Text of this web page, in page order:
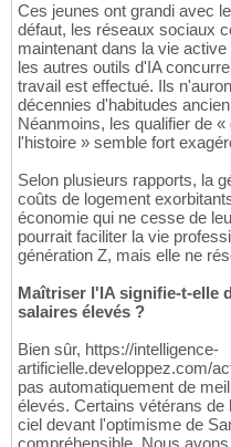
Ces jeunes ont grandi avec
défaut, les réseaux sociaux
maintenant dans la vie
les autres outils d'IA
travail est effectué. Ils
décennies d'habitudes
Néanmoins, les qualifier de
l'histoire » semble fort
Selon plusieurs rapports, la
coûts de logement
économie qui ne cesse de
pourrait faciliter la vie
génération Z, mais elle ne
Maîtriser l'IA signifie-t-elle
salaires élevés ?
Bien sûr, https://intelligence-
artificielle.developpez.com/
pas automatiquement de
élevés. Certains vétérans de
ciel devant l'optimisme de